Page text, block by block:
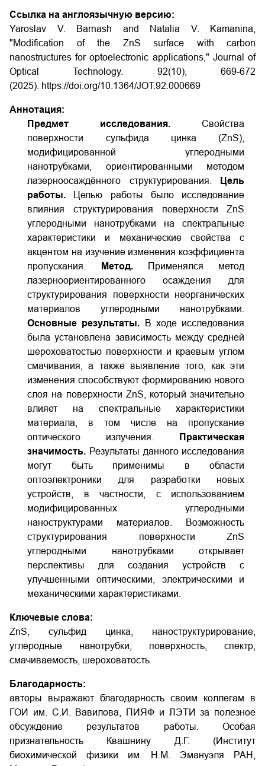
Ссылка на англоязычную версию:
Yaroslav V. Barnash and Natalia V. Kamanina,
"Modification of the ZnS surface with carbon
nanostructures for optoelectronic applications," Journal of
Optical Technology. 92(10), 669-672
(2025). https://doi.org/10.1364/JOT.92.000669
Аннотация:
Предмет исследования. Свойства
поверхности сульфида цинка (ZnS),
модифицированной углеродными
нанотрубками, ориентированными методом
лазерно­осаждённого структурирования.
Цель
работы. Целью работы было исследование
влияния структурирования поверхности ZnS
углеродными нанотрубками на спектральные
характеристики и механические свойства с
акцентом на изучение изменения коэффициента
пропускания.
Метод.Применялся метод
лазерно­ориентированного осаждения для
структурирования поверхности неорганических
материалов углеродными нанотрубками.
Основные результаты. В ходе исследования
была установлена зависимость между средней
шероховатостью поверхности и краевым углом
смачивания, а также выявление того, как эти
изменения способствуют формированию нового
слоя на поверхности ZnS, который значительно
влияет на спектральные характеристики
материала, в том числе на пропускание
оптического излучения.
Практическая
значимость. Результаты данного исследования
могут быть применимы в области
оптоэлектроники для разработки новых
устройств, в частности, с использованием
модифицированных углеродными
наноструктурами материалов. Возможность
структурирования поверхности ZnS
углеродными нанотрубками открывает
перспективы для создания устройств с
улучшенными оптическими, электрическими и
механическими характеристиками.
Ключевые слова:
ZnS, сульфид цинка, наноструктурирование,
углеродные нанотрубки, поверхность, спектр,
смачиваемость, шероховатость
Благодарность:
авторы выражают благодарность своим коллегам в
ГОИ им. С.И. Вавилова, ПИЯФ и ЛЭТИ за полезное
обсуждение результатов работы. Особая
признательность Квашнину Д.Г. (Институт
биохимической физики им. Н.М. Эмануэля РАН,